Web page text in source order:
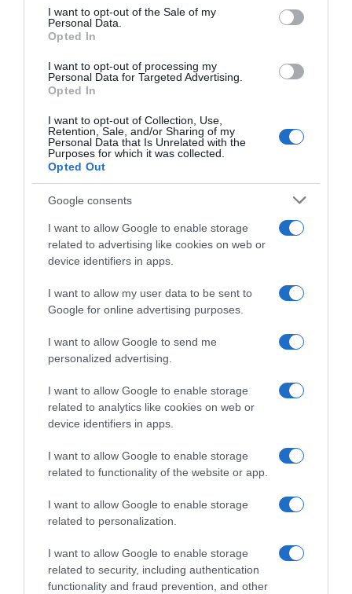
services and may gather and store information including but
not limited to your visit or usage behaviour. You may click to
grant or deny consent to Google and its third-party tags to
consent section.
I want to opt-out of the Sale of my
Personal Data.
Opted In
I want to opt-out of processing my
Personal Data for Targeted Advertising.
Opted In
I want to opt-out of Collection, Use,
Retention, Sale, and/or Sharing of my
Personal Data that Is Unrelated with the
Purposes for which it was collected.
Opted Out
Google consents
I want to allow Google to enable storage
related to advertising like cookies on web or
device identifiers in apps.
I want to allow my user data to be sent to
Google for online advertising purposes.
I want to allow Google to send me
personalized advertising.
I want to allow Google to enable storage
related to analytics like cookies on web or
device identifiers in apps.
I want to allow Google to enable storage
related to functionality of the website or app.
I want to allow Google to enable storage
related to personalization.
I want to allow Google to enable storage
related to security, including authentication
functionality and fraud prevention, and other
“Giusina in cucina”: biscotti da inzuppo di Giusina Battaglia
“In cucina con Imma e Matteo”: tortino al cioccolato
“Camper”: semifreddo di yogurt e crumble
“Camper”: fritole de pomi (mele)
CHI SIAMO
Dalla tv, alla brace. RicetteInTv.com nasce dall'idea di
raccogliere le follie culinarie di chef navigati e cuochi
improvvisati, che preferiscono gli studi televisivi alle cucine di
un ristorante...continua...
Chi Siamo | Contatti
Cookie
Privacy